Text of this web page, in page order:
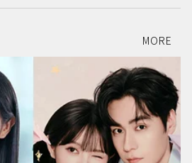
MORE